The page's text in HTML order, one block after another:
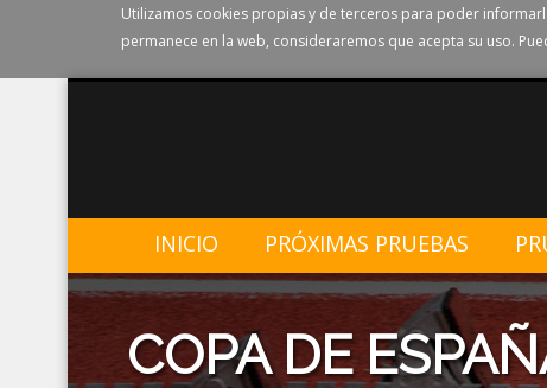
Utilizamos cookies propias y de terceros para poder
permanece en la web, consideraremos que acepta su uso.
INICIO PRÓXIMAS PRUEBAS
COPA DE